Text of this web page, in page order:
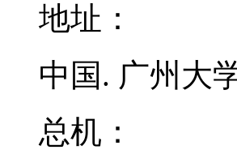
地址：
中国. 广州大
总机：